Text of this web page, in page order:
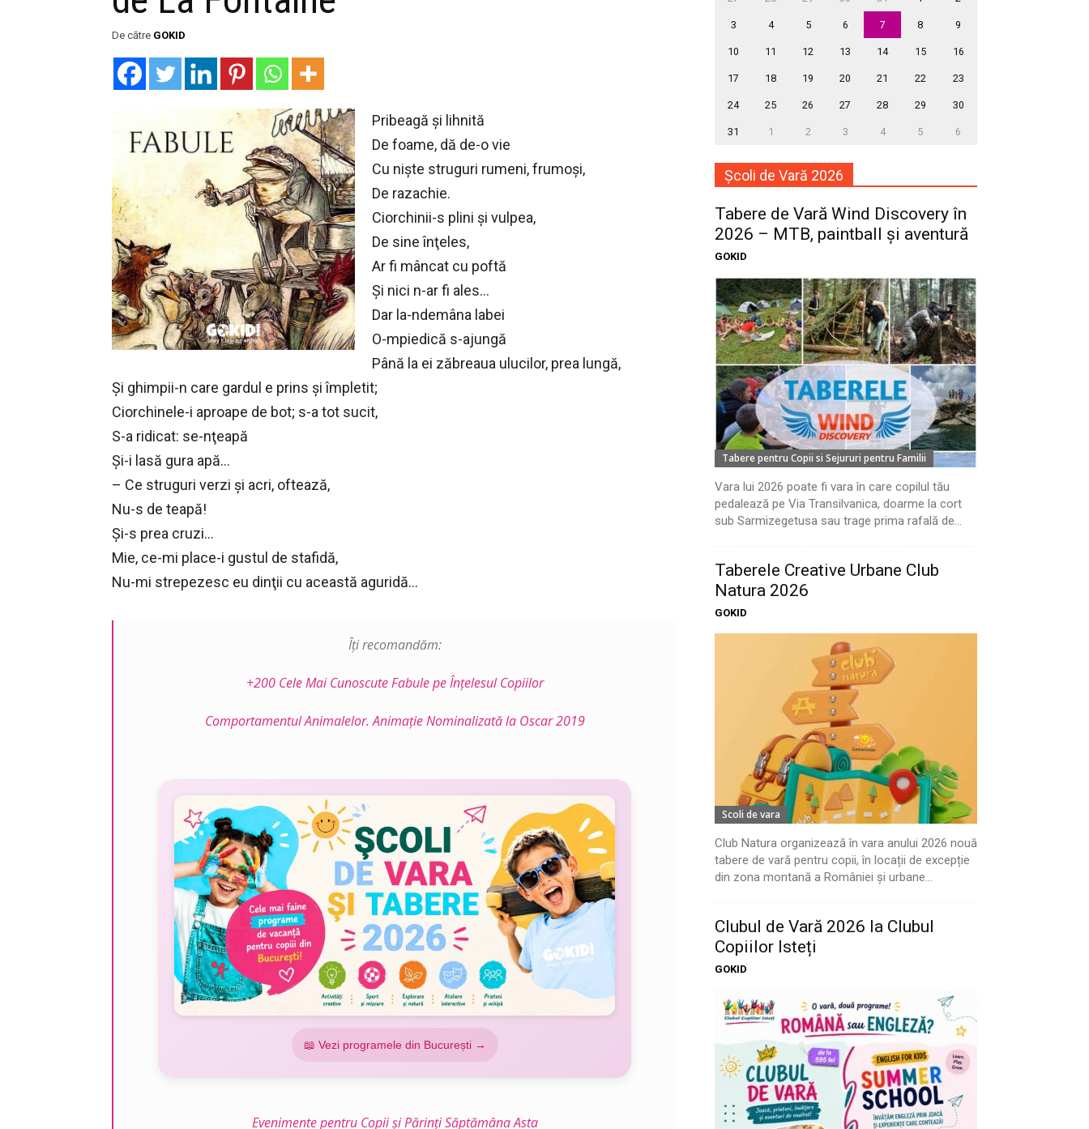
De către GOKID
Pribeagă şi lihnită
De foame, dă de-o vie
Cu nişte struguri rumeni, frumoşi,
De razachie.
Ciorchinii-s plini şi vulpea,
De sine înţeles,
Ar fi mâncat cu poftă
Şi nici n-ar fi ales…
Dar la-ndemâna labei
O-mpiedică s-ajungă
Până la ei zăbreaua ulucilor, prea lungă,
Şi ghimpii-n care gardul e prins şi împletit;
Ciorchinele-i aproape de bot; s-a tot sucit,
S-a ridicat: se-nţeapă
Şi-i lasă gura apă…
– Ce struguri verzi şi acri, oftează,
Nu-s de teapă!
Şi-s prea cruzi…
Mie, ce-mi place-i gustul de stafidă,
Nu-mi strepezesc eu dinţii cu această aguridă…
Îți recomandăm:
+200 Cele Mai Cunoscute Fabule pe Înţelesul Copiilor
Comportamentul Animalelor. Animație Nominalizată la Oscar 2019
📖 Vezi programele din București →
Evenimente pentru Copii și Părinți Săptămâna Asta
3 4 5 6 7 8 9
10 11 12 13 14 15 16
17 18 19 20 21 22 23
24 25 26 27 28 29 30
31 1 2 3 4 5 6
Școli de Vară 2026
Tabere de Vară Wind Discovery în
2026 – MTB, paintball și aventură
GOKID
Tabere pentru Copii si Sejururi pentru Familii
Vara lui 2026 poate fi vara în care copilul tău
pedalează pe Via Transilvanica, doarme la cort
sub Sarmizegetusa sau trage prima rafală de...
Taberele Creative Urbane Club
Natura 2026
GOKID
Scoli de vara
Club Natura organizează în vara anului 2026 nouă
tabere de vară pentru copii, în locații de excepție
din zona montană a României și urbane...
Clubul de Vară 2026 la Clubul
Copiilor Isteți
GOKID